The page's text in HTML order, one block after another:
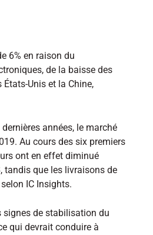
6% en raison du
de la baisse des
Unis et la Chine,
années, le marché
Au cours des six premiers
ont en effet diminué
tandis que les livraisons de
IC Insights.
signes de stabilisation du
qui devrait conduire à